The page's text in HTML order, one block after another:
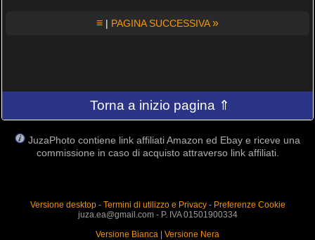
≡ | PAGINA SUCCESSIVA»
Torna a inizio pagina ⇑
JuzaPhoto contiene link affiliati Amazon ed Ebay e riceve una
commissione in caso di acquisto attraverso link affiliati.
Versione desktop- Termini di utilizzo e Privacy- Preferenze Cookie
juza.ea@gmail.com - P. IVA 01501900334
Versione Bianca
Versione Nera